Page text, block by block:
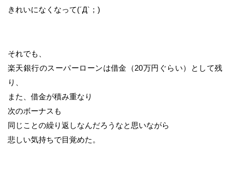
きれいになくなって(´Д`；)
それでも、
楽天銀行のスーパーローンは借金（20万円ぐらい）として残
り、
また、借金が積み重なり
次のボーナスも
同じことの繰り返しなんだろうなと思いながら
悲しい気持ちで目覚めた。